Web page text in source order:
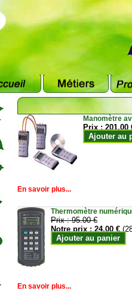
Manomètre
Prix :201.00
Ajouter au
En savoir plus...
Thermomètre
Prix :95.00 €
Notre prix :24.00 €
Ajouter au panier
En savoir plus...